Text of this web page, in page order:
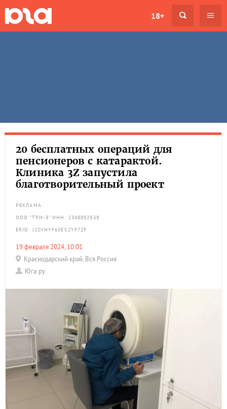
18+
20 бесплатных операций для
пенсионеров с катарактой.
Клиника 3Z запустила
благотворительный проект
РЕКЛАМА
ООО "ТРИ-З" ИНН: 2308092939
ERID: J1SVHYF65EC2YF72F
19 февраля 2024, 10:01
Краснодарский край, Вся Россия
Юга.ру